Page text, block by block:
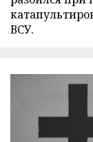
ВСУ.